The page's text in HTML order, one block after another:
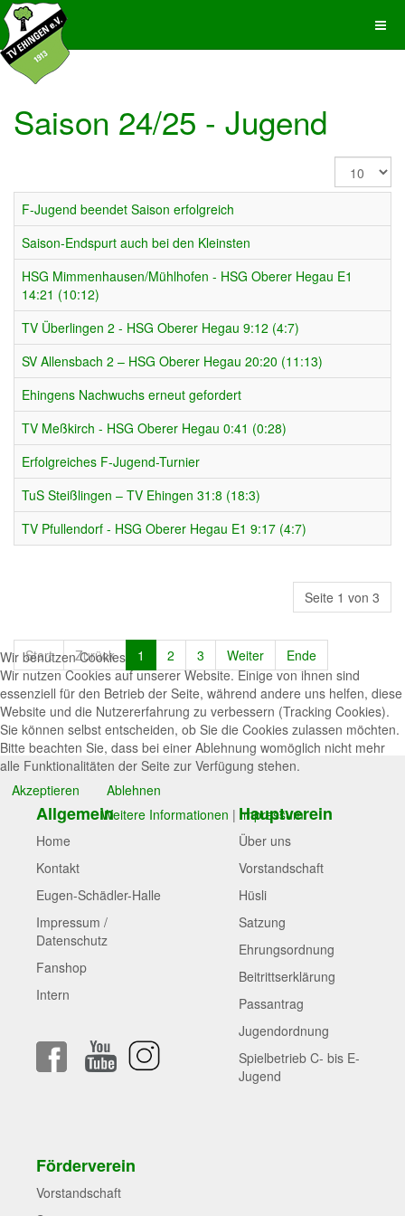
Saison 24/25 - Jugend
Anzeige
#
F-Jugend beendet Saison erfolgreich
Saison-Endspurt auch bei den Kleinsten
HSG Mimmenhausen/Mühlhofen - HSG Oberer Hegau E1
14:21 (10:12)
TV Überlingen 2 - HSG Oberer Hegau 9:12 (4:7)
SV Allensbach 2 – HSG Oberer Hegau 20:20 (11:13)
Ehingens Nachwuchs erneut gefordert
TV Meßkirch - HSG Oberer Hegau 0:41 (0:28)
Erfolgreiches F-Jugend-Turnier
TuS Steißlingen – TV Ehingen 31:8 (18:3)
TV Pfullendorf - HSG Oberer Hegau E1 9:17 (4:7)
Seite 1 von 3
Start Zurück 1 2 3 Weiter Ende
Allgemein
Home
Kontakt
Eugen-Schädler-Halle
Impressum /
Datenschutz
Fanshop
Intern
Hauptverein
Über uns
Vorstandschaft
Hüsli
Satzung
Ehrungsordnung
Beitrittserklärung
Passantrag
Jugendordnung
Spielbetrieb C- bis E-
Jugend
Förderverein
Vorstandschaft
Wir benutzen Cookies
Wir nutzen Cookies auf unserer Website. Einige von ihnen sind
essenziell für den Betrieb der Seite, während andere uns helfen, diese
Website und die Nutzererfahrung zu verbessern (Tracking Cookies).
Sie können selbst entscheiden, ob Sie die Cookies zulassen möchten.
Bitte beachten Sie, dass bei einer Ablehnung womöglich nicht mehr
alle Funktionalitäten der Seite zur Verfügung stehen.
Akzeptieren
Ablehnen
Weitere Informationen | Impressum